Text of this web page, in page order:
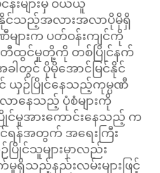
န်းများမှ ဝယ်ယူ
င်သည့်အလားအလာပိုမိုရှိ
ျားက ပတ်ဝန်းကျင်ကို
တီထွင်မှုတို့ကို တစ်ပြိုင်နက်
တွင် ပိုမိုအောင်မြင်နိုင်
ယှဉ်ပြိုင်နေသည့်ကုမ္ပဏီ
လာနေသည့် ပုံစံများကို
င်မှုအားကောင်းနေသည့် က
ရန်အတွက် အရေးကြီး
ပြိုင်သူများမှာလည်း
ရှိသည့်နည်းလမ်းများဖြင့်